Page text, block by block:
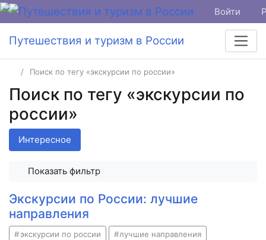
Войти
Путешествия и туризм в России
Поиск по тегу «экскурсии по россии»
Поиск по тегу «экскурсии по
россии»
Интересное
Показать фильтр
Экскурсии по России: лучшие
направления
экскурсии по россии лучшие направления